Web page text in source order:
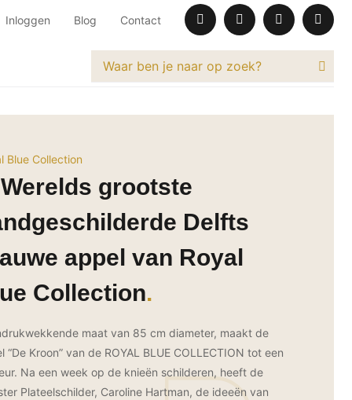
Inloggen Blog Contact
Blue Collection
grootste
Delfts
appel van Royal
Collection
maat van 85 cm diameter, maakt de
“De Kroon” van de ROYAL BLUE COLLECTION tot een
Na een week op de knieën schilderen, heeft de
Plateelschilder, Caroline Hartman, de ideeën van